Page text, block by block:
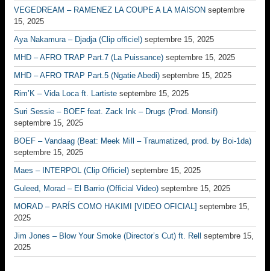
VEGEDREAM – RAMENEZ LA COUPE A LA MAISON septembre
15, 2025
Aya Nakamura – Djadja (Clip officiel) septembre 15, 2025
MHD – AFRO TRAP Part.7 (La Puissance) septembre 15, 2025
MHD – AFRO TRAP Part.5 (Ngatie Abedi) septembre 15, 2025
Rim’K – Vida Loca ft. Lartiste septembre 15, 2025
Suri Sessie – BOEF feat. Zack Ink – Drugs (Prod. Monsif)
septembre 15, 2025
BOEF – Vandaag (Beat: Meek Mill – Traumatized, prod. by Boi-1da)
septembre 15, 2025
Maes – INTERPOL (Clip Officiel) septembre 15, 2025
Guleed, Morad – El Barrio (Official Video) septembre 15, 2025
MORAD – PARÍS COMO HAKIMI [VIDEO OFICIAL] septembre 15,
2025
Jim Jones – Blow Your Smoke (Director’s Cut) ft. Rell
septembre 15,
2025